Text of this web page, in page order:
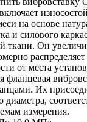
на основе
и силового
ткани. Он
от места
фланцевая
Их
диаметра,
измерения.